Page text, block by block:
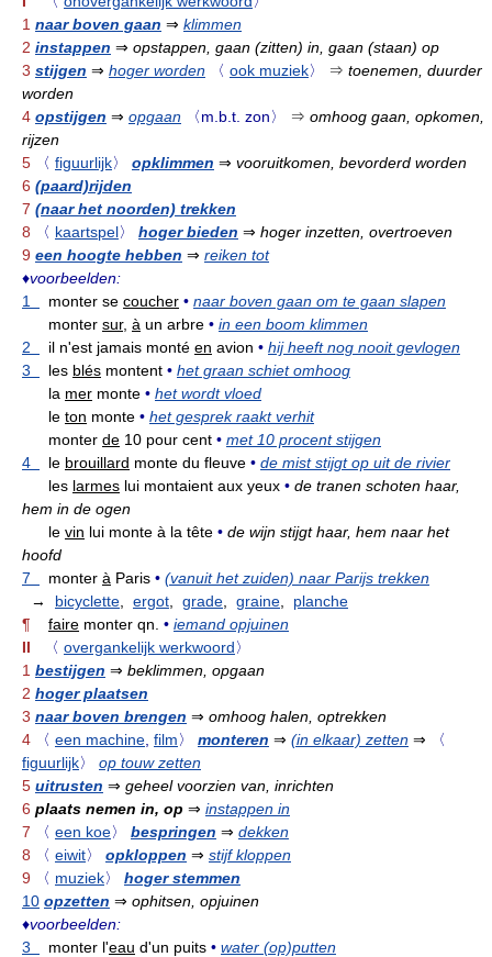
1 naar boven gaan ⇒ klimmen
2 instappen ⇒ opstappen, gaan (zitten) in, gaan (staan) op
3 stijgen ⇒ hoger worden 〈 ook muziek〉 ⇒ toenemen, duurder
worden
4 opstijgen ⇒ opgaan 〈m.b.t. zon〉 ⇒ omhoog gaan, opkomen,
rijzen
5
〈 figuurlijk〉 opklimmen ⇒ vooruitkomen, bevorderd worden
6 (paard)rijden
7 (naar het noorden) trekken
8
〈 kaartspel〉 hoger bieden ⇒ hoger inzetten, overtroeven
9 een hoogte hebben ⇒ reiken tot
♦voorbeelden:
1
monter se coucher • naar boven gaan om te gaan slapen
monter sur, à un arbre • in een boom klimmen
2
il n'est jamais monté en avion • hij heeft nog nooit gevlogen
3
les blés montent • het graan schiet omhoog
la mer monte • het wordt vloed
le ton monte • het gesprek raakt verhit
monter de 10 pour cent • met 10 procent stijgen
4
le brouillard monte du fleuve • de mist stijgt op uit de rivier
les larmes lui montaient aux yeux • de tranen schoten haar,
hem in de ogen
le vin lui monte à la tête • de wijn stijgt haar, hem naar het
hoofd
7
monter à Paris • (vanuit het zuiden) naar Parijs trekken
→ bicyclette ergot grade graine
planche
¶
faire monter qn. • iemand opjuinen
II
〈 overgankelijk werkwoord〉
1 bestijgen ⇒ beklimmen, opgaan
2 hoger plaatsen
3 naar boven brengen ⇒ omhoog halen, optrekken
4
〈 een machine film〉 monteren ⇒ (in elkaar) zetten ⇒
〈
figuurlijk〉
op touw zetten
5 uitrusten ⇒ geheel voorzien van, inrichten
6 plaats nemen in, op ⇒ instappen in
7
〈 een koe〉 bespringen ⇒ dekken
8
〈 eiwit〉 opkloppen ⇒ stijf kloppen
9
〈 muziek〉
hoger stemmen
10 opzetten ⇒ ophitsen, opjuinen
♦voorbeelden:
3
monter l'eau d'un puits • water (op)putten